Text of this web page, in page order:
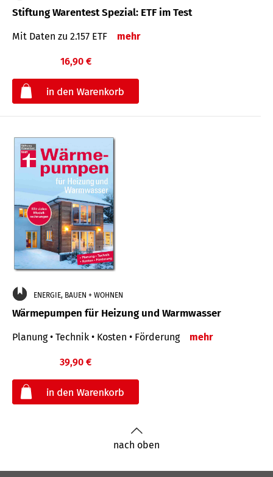
Stiftung Warentest Spezial: ETF im Test
Mit Daten zu 2.157 ETF mehr
16,90 €
ENERGIE, BAUEN + WOHNEN
Wärmepumpen für Heizung und Warmwasser
Planung • Technik • Kosten • Förderung mehr
39,90 €
nach oben